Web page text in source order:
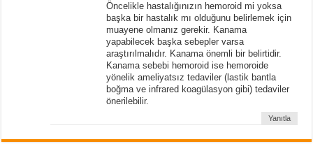
Öncelikle hastalığınızın hemoroid mi yoksa
başka bir hastalık mı olduğunu belirlemek için
muayene olmanız gerekir. Kanama
yapabilecek başka sebepler varsa
araştırılmalıdır. Kanama önemli bir belirtidir.
Kanama sebebi hemoroid ise hemoroide
yönelik ameliyatsız tedaviler (lastik bantla
boğma ve infrared koagülasyon gibi) tedaviler
önerilebilir.
Yanıtla